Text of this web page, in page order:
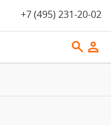
+7 (495) 231-20-02